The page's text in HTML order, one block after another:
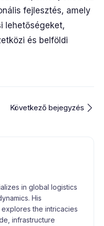
fejlesztés, amely
lehetőségeket,
és belföldi
Következő bejegyzés
in global logistics
His
the intricacies
infrastructure